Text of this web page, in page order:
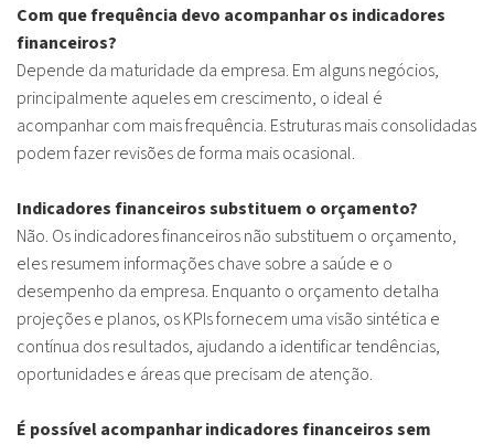
Com que frequência devo acompanhar os indicadores
financeiros?
Depende da maturidade da empresa. Em alguns negócios,
principalmente aqueles em crescimento, o ideal é
acompanhar com mais frequência. Estruturas mais consolidadas
podem fazer revisões de forma mais ocasional.
Indicadores financeiros substituem o orçamento?
Não. Os indicadores financeiros não substituem o orçamento,
eles resumem informações chave sobre a saúde e o
desempenho da empresa. Enquanto o orçamento detalha
projeções e planos, os KPIs fornecem uma visão sintética e
contínua dos resultados, ajudando a identificar tendências,
oportunidades e áreas que precisam de atenção.
É possível acompanhar indicadores financeiros sem